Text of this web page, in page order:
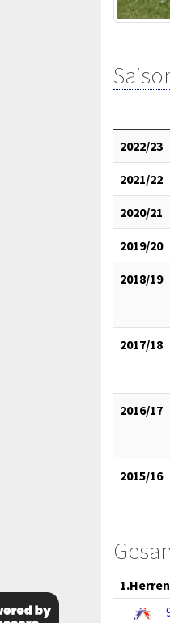
2022/23
2021/22
2020/21
2019/20
2018/19
2017/18
2016/17
2015/16
1.Herren